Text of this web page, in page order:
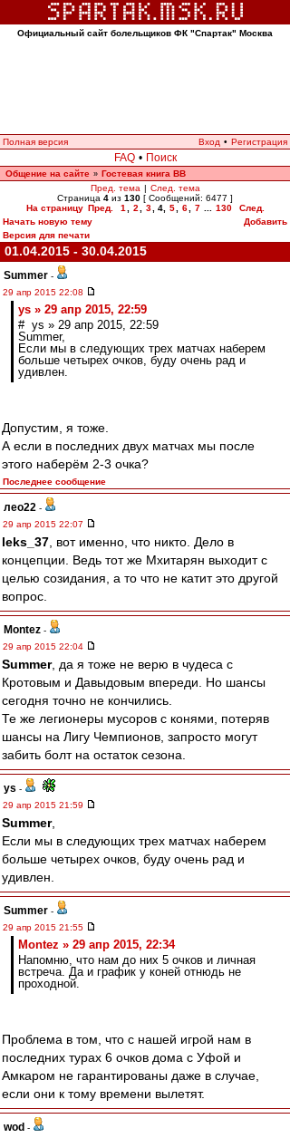
Официальный сайт болельщиков ФК "Спартак" Москва
Полная версия Вход • Регистрация
FAQ • Поиск
Общение на сайте » Гостевая книга ВВ
Пред. тема | След. тема
Страница 4 из 130 [ Сообщений: 6477 ]
На страницу Пред. 1 2 3 4, 5 6 7 130
След.
Начать новую тему
Добавить
Версия для печати
01.04.2015 - 30.04.2015
Summer -
29 апр 2015 22:08
ys » 29 апр 2015, 22:59
# ys » 29 апр 2015, 22:59
Summer,
Если мы в следующих трех матчах наберем
больше четырех очков, буду очень рад и
удивлен.
Допустим, я тоже.
А если в последних двух матчах мы после
этого наберём 2-3 очка?
Последнее сообщение
лео22 -
29 апр 2015 22:07
leks_37 , вот именно, что никто. Дело в
концепции. Ведь тот же Мхитарян выходит с
целью созидания, а то что не катит это другой
вопрос.
Montez -
29 апр 2015 22:04
Summer, да я тоже не верю в чудеса с
Кротовым и Давыдовым впереди. Но шансы
сегодня точно не кончились.
Те же легионеры мусоров с конями, потеряв
шансы на Лигу Чемпионов, запросто могут
забить болт на остаток сезона.
ys -
29 апр 2015 21:59
Summer,
Если мы в следующих трех матчах наберем
больше четырех очков, буду очень рад и
удивлен.
Summer -
29 апр 2015 21:55
Montez » 29 апр 2015, 22:34
Напомню, что нам до них 5 очков и личная
встреча. Да и график у коней отнюдь не
проходной.
Проблема в том, что с нашей игрой нам в
последних турах 6 очков дома с Уфой и
Амкаром не гарантированы даже в случае,
если они к тому времени вылетят.
wod -